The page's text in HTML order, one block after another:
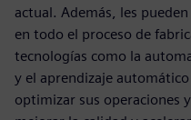
actual. Además, les
en todo el proceso de
tecnologías como la
y el aprendizaje
optimizar sus operaciones